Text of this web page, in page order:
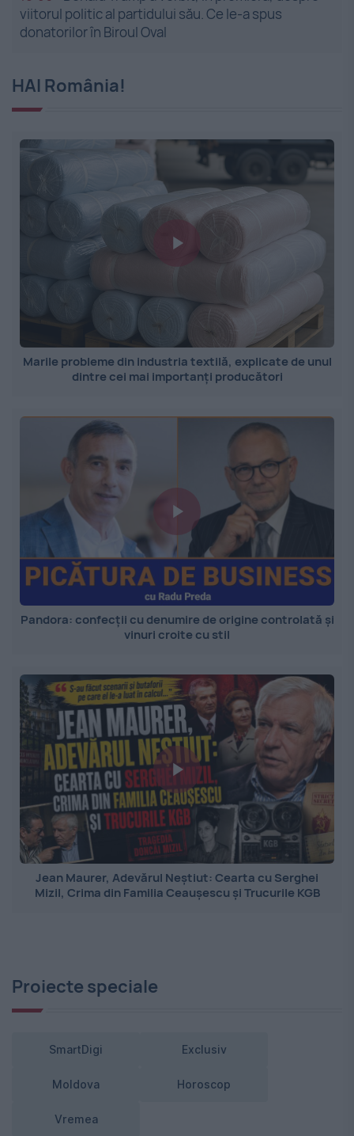
viitorul politic al partidului său. Ce le-a spus
donatorilor în Biroul Oval
HAI România!
Marile probleme din industria textilă, explicate de unul
dintre cei mai importanți producători
Pandora: confecții cu denumire de origine controlată și
vinuri croite cu stil
Jean Maurer, Adevărul Neștiut: Cearta cu Serghei
Mizil, Crima din Familia Ceaușescu și Trucurile KGB
Proiecte speciale
SmartDigi Exclusiv
Moldova Horoscop
Vremea